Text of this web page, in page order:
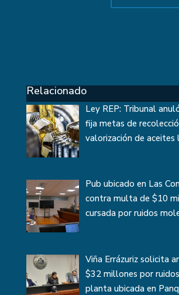
Relacionado
Ley REP: Tribunal
fija metas de
valorización de aceites
Pub ubicado en Las
contra multa de $10
cursada por ruidos
Viña Errázuriz solicita
$32 millones por
planta ubicada en